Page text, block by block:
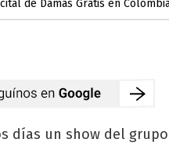
de Damas Gratis en
días un show del